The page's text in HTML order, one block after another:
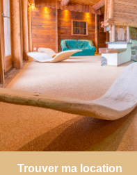
Trouver ma location